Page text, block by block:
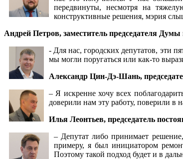
передвинуты, несмотря на
конструктивные решения, мэрия
Андрей Петров, заместитель председателя Думы
- Для нас, городских депутатов, эти
мы могли поругаться или как-то
Александр Цин-Дэ-Шань,
– Я искренне хочу всех
доверили нам эту работу, поверили в
Илья Леонтьев, председатель
– Депутат либо принимает
примеру, я был инициатором
Поэтому такой подход будет и в